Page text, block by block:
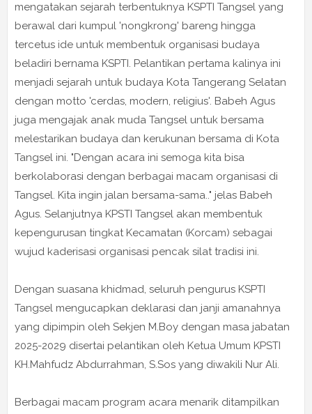
mengatakan sejarah terbentuknya KSPTI Tangsel yang
berawal dari kumpul 'nongkrong' bareng hingga
tercetus ide untuk membentuk organisasi budaya
beladiri bernama KSPTI. Pelantikan pertama kalinya ini
menjadi sejarah untuk budaya Kota Tangerang Selatan
dengan motto 'cerdas, modern, religius'. Babeh Agus
juga mengajak anak muda Tangsel untuk bersama
melestarikan budaya dan kerukunan bersama di Kota
Tangsel ini. "Dengan acara ini semoga kita bisa
berkolaborasi dengan berbagai macam organisasi di
Tangsel. Kita ingin jalan bersama-sama.." jelas Babeh
Agus. Selanjutnya KPSTI Tangsel akan membentuk
kepengurusan tingkat Kecamatan (Korcam) sebagai
wujud kaderisasi organisasi pencak silat tradisi ini.
Dengan suasana khidmad, seluruh pengurus KSPTI
Tangsel mengucapkan deklarasi dan janji amanahnya
yang dipimpin oleh Sekjen M.Boy dengan masa jabatan
2025-2029 disertai pelantikan oleh Ketua Umum KPSTI
KH.Mahfudz Abdurrahman, S.Sos yang diwakili Nur Ali.
Berbagai macam program acara menarik ditampilkan